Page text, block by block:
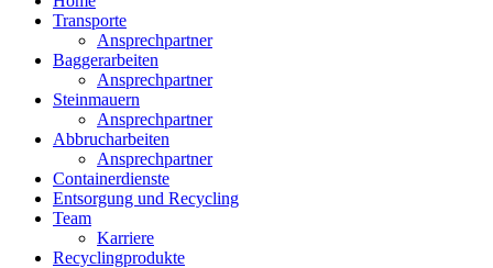
Transporte
Ansprechpartner
Baggerarbeiten
Ansprechpartner
Steinmauern
Ansprechpartner
Abbrucharbeiten
Ansprechpartner
Containerdienste
Entsorgung und Recycling
Team
Karriere
Recyclingprodukte